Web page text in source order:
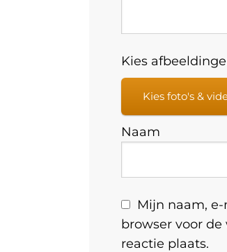
Kies
Kies foto's &
Naam
Mijn naam,
browser voor
reactie plaats.